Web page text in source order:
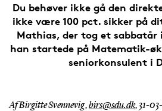
Du behøver ikke gå den
ikke være 100 pct. sikker på
Mathias, der tog et sabbatår
han startede på Matematik-
seniorkonsulent i
Af Birgitte Svennevig,birs@sdu.dk, 31-